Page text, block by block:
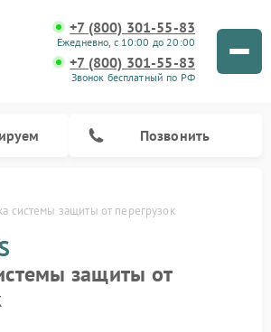
+7 (800) 301-55-83
Ежедневно, с 10:00 до 20:00
+7 (800) 301-55-83
Звонок бесплатный по РФ
Позвонить
системы защиты от перегрузок
защиты от